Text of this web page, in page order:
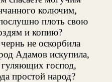
колючим,
плоть свою
и копию?
не оскорбила
Адамов искупила,
господ,
простой народ?